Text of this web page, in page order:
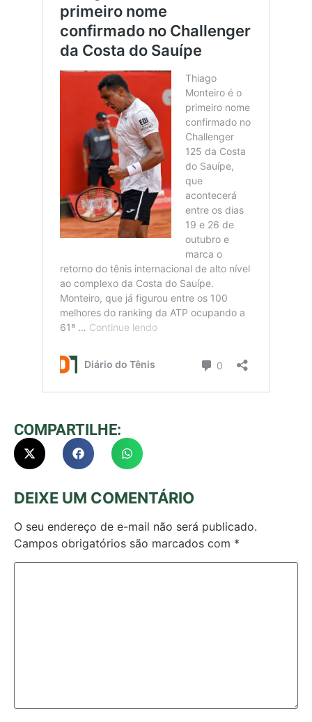
COMPARTILHE:
DEIXE UM COMENTÁRIO
O seu endereço de e-mail não será publicado.
Campos obrigatórios são marcados com *